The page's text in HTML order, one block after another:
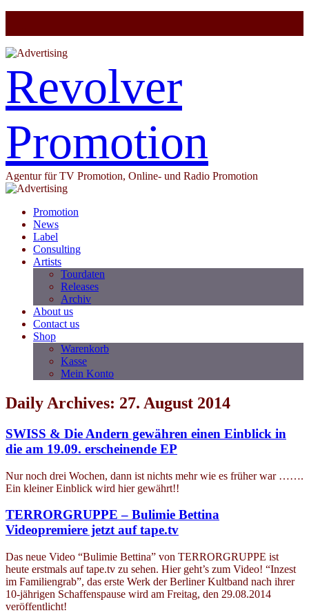
Revolver
Promotion
Agentur für TV Promotion, Online- und Radio Promotion
Promotion
News
Label
Consulting
Artists
Tourdaten
Releases
Archiv
About us
Contact us
Shop
Warenkorb
Kasse
Mein Konto
Daily Archives: 27. August 2014
SWISS & Die Andern gewähren einen Einblick in
die am 19.09. erscheinende EP
Nur noch drei Wochen, dann ist nichts mehr wie es früher war …….
Ein kleiner Einblick wird hier gewährt!!
TERRORGRUPPE – Bulimie Bettina
Videopremiere jetzt auf tape.tv
Das neue Video “Bulimie Bettina” von TERRORGRUPPE ist
heute erstmals auf tape.tv zu sehen. Hier geht’s zum Video! “Inzest
im Familiengrab”, das erste Werk der Berliner Kultband nach ihrer
10-jährigen Schaffenspause wird am Freitag, den 29.08.2014
veröffentlicht!